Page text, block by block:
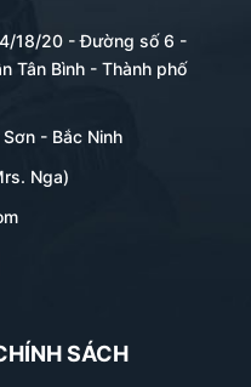
18/20 - Đường số 6 -
Tân Bình - Thành phố
- Bắc Ninh
Nga)
SÁCH